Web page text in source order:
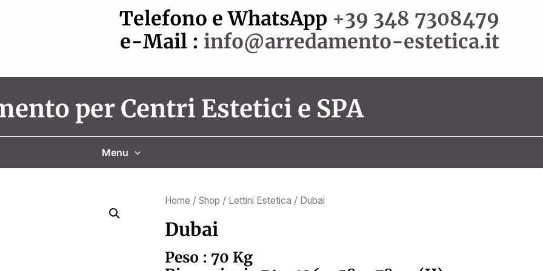
Telefono e WhatsApp +39 348 7308479
e-Mail : info@arredamento-estetica.it
per Centri Estetici e SPA
Menu
Home / Shop / Lettini Estetica / Dubai
Dubai
Peso : 70 Kg